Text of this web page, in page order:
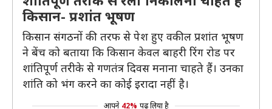
किसान- प्रशांत भूषण
किसान संगठनों की तरफ से पेश हुए वकील प्रशांत भूषण
ने बेंच को बताया कि किसान केवल बाहरी रिंग रोड पर
शांतिपूर्ण तरीके से गणतंत्र दिवस मनाना चाहते हैं। उनका
शांति को भंग करने का कोई इरादा नहीं है।
आपने 42% पढ़ लिया है